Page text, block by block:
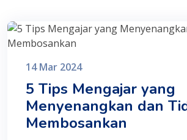
14 Mar 2024
5 Tips Mengajar yang
Menyenangkan dan
Membosankan